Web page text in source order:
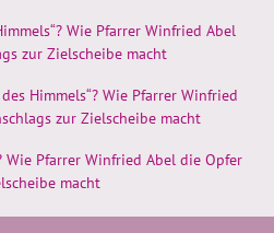
Wie Pfarrer Winfried Abel
zur Zielscheibe macht
Himmels“? Wie Pfarrer Winfried
zur Zielscheibe macht
Wie Pfarrer Winfried Abel die Opfer
macht